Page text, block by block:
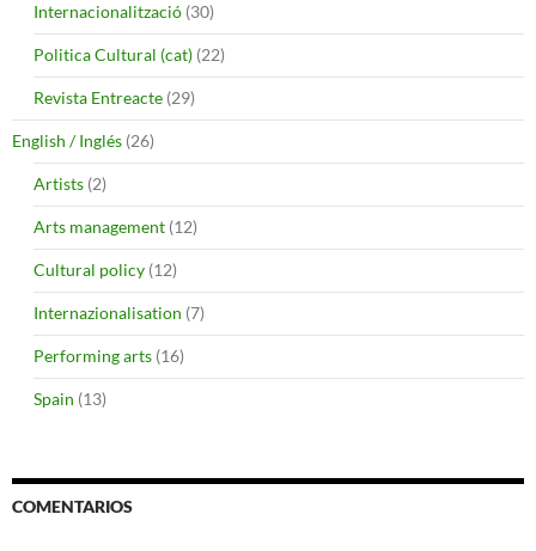
Internacionalització (30)
Politica Cultural (cat) (22)
Revista Entreacte (29)
English / Inglés (26)
Artists (2)
Arts management (12)
Cultural policy (12)
Internazionalisation (7)
Performing arts (16)
Spain (13)
COMENTARIOS